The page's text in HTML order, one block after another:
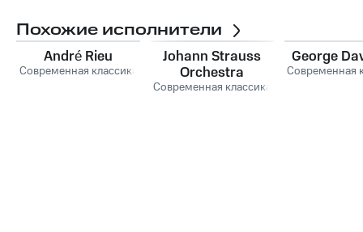
Похожие исполнители
André Rieu
Современная классика
Johann Strauss
Orchestra
Современная классика
George
Современная